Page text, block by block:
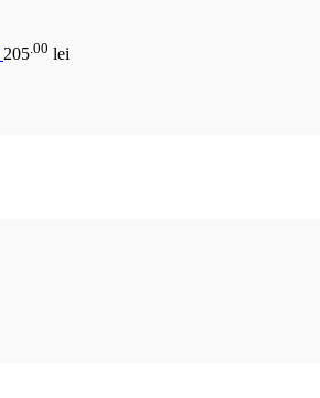
205 .00 lei